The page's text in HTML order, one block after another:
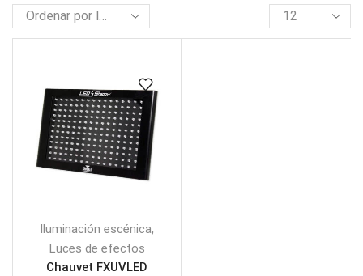
Iluminación escénica,
Luces de efectos
Chauvet FXUVLED